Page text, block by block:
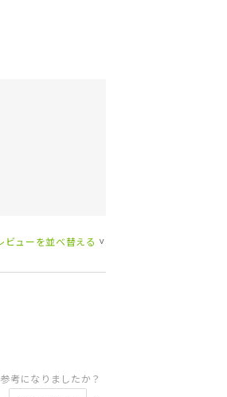
ビューを並べ替える >
考になりましたか？